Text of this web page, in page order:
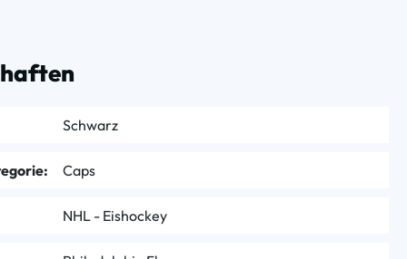
Schwarz
Caps
NHL - Eishockey